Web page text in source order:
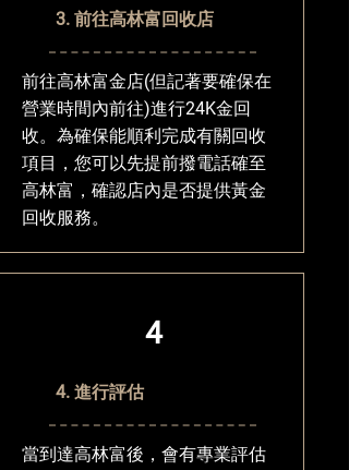
3. 前往高林富回收店
前往高林富金店(但記著要確保在
營業時間內前往)進行24K金回
收。為確保能順利完成有關回收
項目，您可以先提前撥電話確至
高林富，確認店內是否提供黃金
回收服務。
4
4. 進行評估
當到達高林富後，會有專業評估